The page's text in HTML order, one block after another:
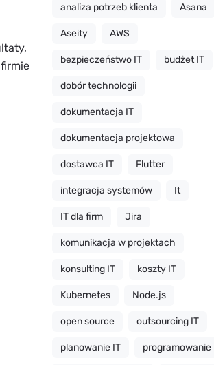
analiza potrzeb klienta Asana
Aseity AWS
bezpieczeństwo IT budżet IT
dobór technologii
dokumentacja IT
dokumentacja projektowa
dostawca IT Flutter
integracja systemów It
IT dla firm Jira
komunikacja w projektach
konsulting IT koszty IT
Kubernetes Node.js
open source outsourcing IT
planowanie IT programowanie